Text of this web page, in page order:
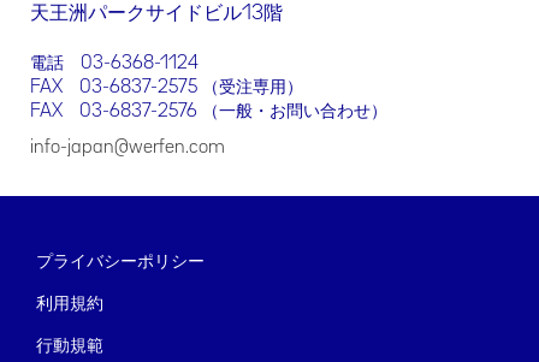
天王洲パークサイドビル13階
電話 03-6368-1124
FAX 03-6837-2575 （受注専用）
FAX 03-6837-2576 （一般・お問い合わせ）
info-japan@werfen.com
プライバシーポリシー
利用規約
行動規範